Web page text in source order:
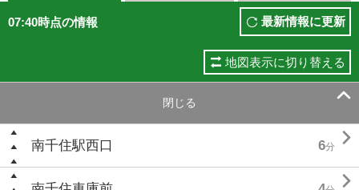
07:40時点の情報 最新情報に更新
地図表示に切り替える
閉じる 
南千住駅西口 6分 
